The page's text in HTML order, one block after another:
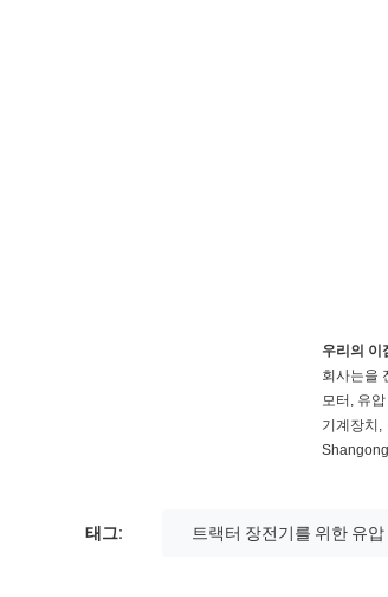
우리의 이
회사는을
모터, 유
기계장치
태그: 트랙터 장전기를 위한 유압